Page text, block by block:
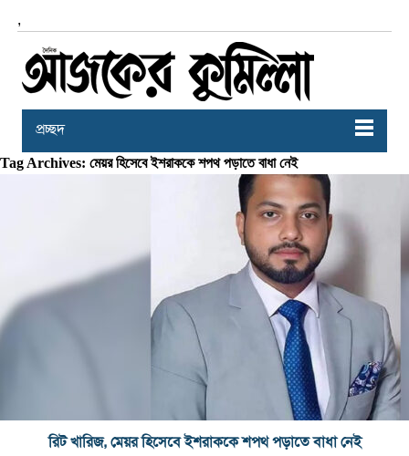
,
প্রচ্ছদ
Tag Archives: মেয়র হিসেবে ইশরাককে শপথ পড়াতে বাধা নেই
রিট খারিজ, মেয়র হিসেবে ইশরাককে শপথ পড়াতে বাধা নেই